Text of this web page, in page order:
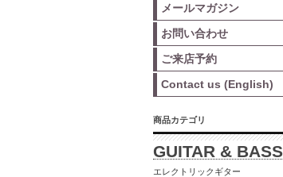
メールマガジン
お問い合わせ
ご来店予約
Contact us (English)
商品カテゴリ
GUITAR & BASS
エレクトリックギター